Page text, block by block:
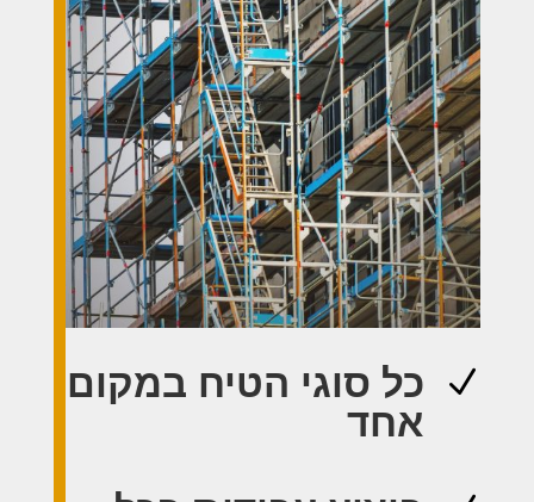
N
כל סוגי הטיח במקום
אחד